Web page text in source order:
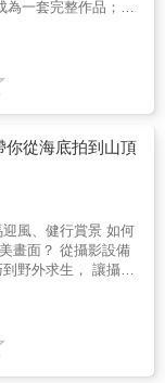
】建議路
的個別準備 好評
語主持人
，此時只有山腰纏
，直到變成完全純
頂已經隱藏在暮色
山腰。 ‧我一直
日月同輝的景象！
一天才會出現，而
峰來說，這簡直是
月14日，農曆十月
巴瓦峰的第二天，
能拍攝到日月同
松村，在12月13
於等到南迦巴瓦峰
夢。 ‧這一次
拍攝的位置。與
遠退縮，當年浩浩
無蹤，原先覆蓋在
消融，被一個灰色
經典視角＆深入當
」，為大家編撰一
多次旅日仍意猶未
己想要親眼觀看與
不同的日本東京深
風情。 隨著時
除了遠方的富士
那「東京晴空塔」
場上，一定可以在
不同時節的櫻花、
度、景點來欣賞與
一次，請
一套完整作品；第
相片解說，檢視了
台北體驗與觀察，
連
客觀之間，以五年
巷，拍攝了近十九
，編選凝縮為本
直面對話，也記錄
思考的痕跡，使我
活生的日常台北，
靜觀的眼睛。他的
夢一般的情境，擅
你從海底拍到山頂
從攝影設備
祕